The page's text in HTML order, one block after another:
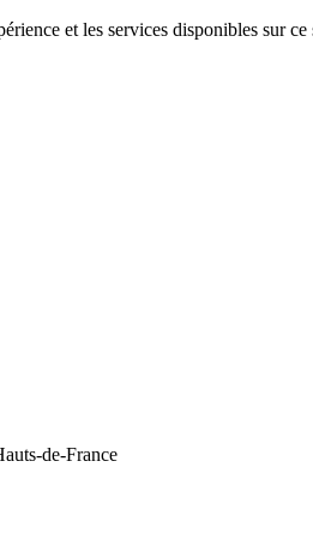
et les services disponibles sur
de-France